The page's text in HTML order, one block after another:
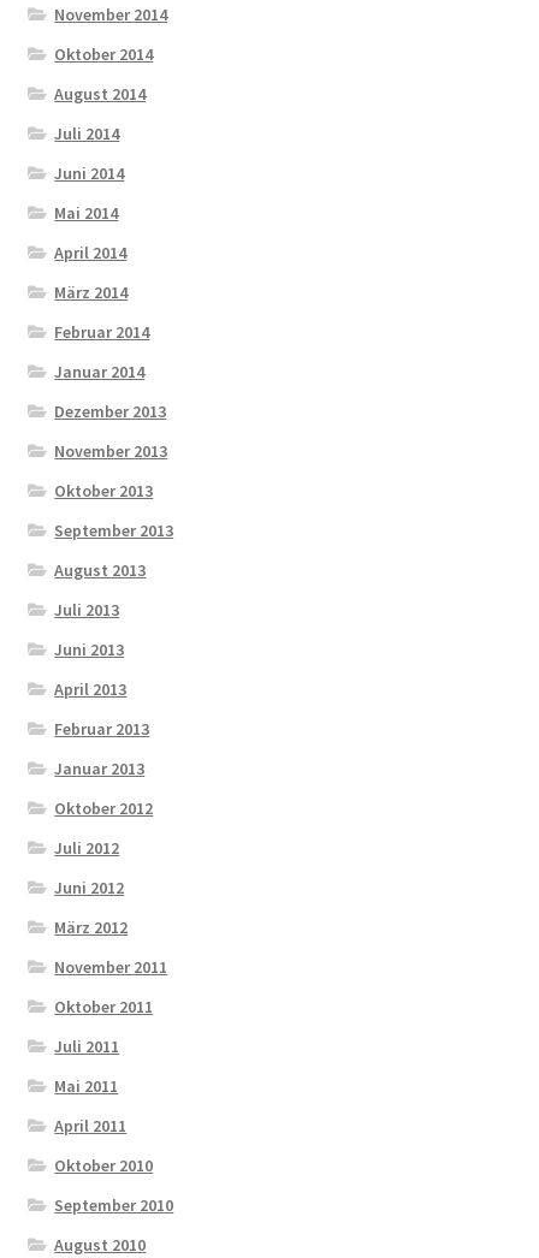
November 2014
Oktober 2014
August 2014
Juli 2014
Juni 2014
Mai 2014
April 2014
März 2014
Februar 2014
Januar 2014
Dezember 2013
November 2013
Oktober 2013
September 2013
August 2013
Juli 2013
Juni 2013
April 2013
Februar 2013
Januar 2013
Oktober 2012
Juli 2012
Juni 2012
März 2012
November 2011
Oktober 2011
Juli 2011
Mai 2011
April 2011
Oktober 2010
September 2010
August 2010